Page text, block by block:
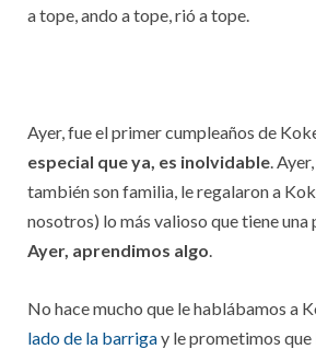
a tope, ando a tope, rió a tope.
Ayer, fue el primer cumpleaños de
especial que ya, es inolvidable.
también son familia, le regalaron a
nosotros) lo más valioso que tiene una
Ayer, aprendimos algo.
No hace mucho que le hablábamos a
lado de la barrigay le prometimos